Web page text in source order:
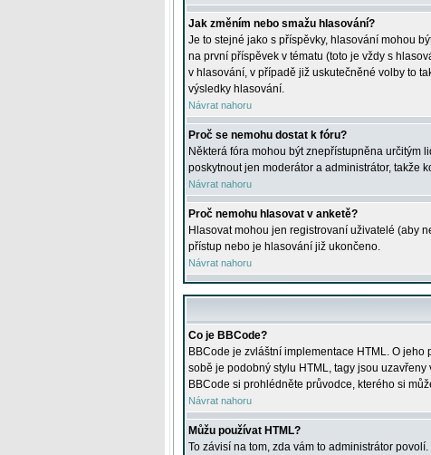
Jak změním nebo smažu hlasování?
Je to stejné jako s příspěvky, hlasování mohou
na první příspěvek v tématu (toto je vždy s
v hlasování, v případě již uskutečněné volby to
výsledky hlasování.
Návrat nahoru
Proč se nemohu dostat k fóru?
Některá fóra mohou být znepřístupněna určitým
poskytnout jen moderátor a administrátor, takže
Návrat nahoru
Proč nemohu hlasovat v anketě?
Hlasovat mohou jen registrovaní uživatelé (aby
přístup nebo je hlasování již ukončeno.
Návrat nahoru
Co je BBCode?
BBCode je zvláštní implementace HTML. O
sobě je podobný stylu HTML, tagy jsou
BBCode si prohlédněte průvodce, kterého si
Návrat nahoru
Můžu používat HTML?
To závisí na tom, zda vám to administrátor